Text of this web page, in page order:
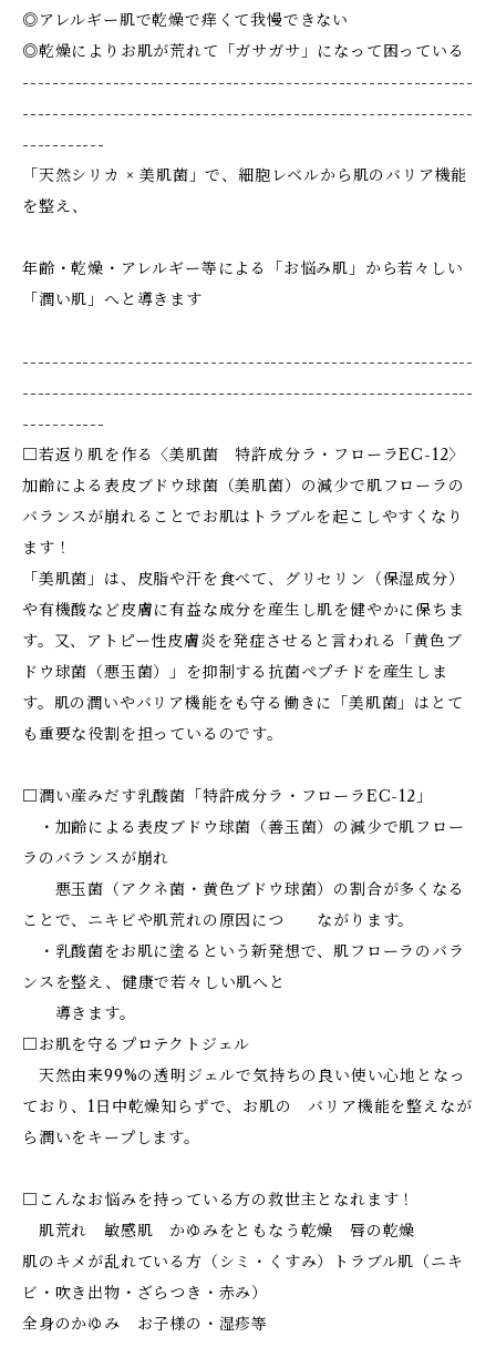
◎アレルギー肌で乾燥で痒くて我慢できない
◎乾燥によりお肌が荒れて「ガサガサ」になって困っている
------------------------------------------------------------
------------------------------------------------------------
-----------
「天然シリカ × 美肌菌」で、細胞レベルから肌のバリア機能
を整え、
年齢・乾燥・アレルギー等による「お悩み肌」から若々しい
「潤い肌」へと導きます
------------------------------------------------------------
------------------------------------------------------------
-----------
□若返り肌を作る〈美肌菌 特許成分ラ・フローラEC-12〉
加齢による表皮ブドウ球菌（美肌菌）の減少で肌フローラの
バランスが崩れることでお肌はトラブルを起こしやすくなり
ます！
「美肌菌」は、皮脂や汗を食べて、グリセリン（保湿成分）
や有機酸など皮膚に有益な成分を産生し肌を健やかに保ちま
す。又、アトピー性皮膚炎を発症させると言われる「黄色ブ
ドウ球菌（悪玉菌）」を抑制する抗菌ペプチドを産生しま
す。肌の潤いやバリア機能をも守る働きに「美肌菌」はとて
も重要な役割を担っているのです。
□潤い産みだす乳酸菌「特許成分ラ・フローラEC-12」
・加齢による表皮ブドウ球菌（善玉菌）の減少で肌フロー
ラのバランスが崩れ
悪玉菌（アクネ菌・黄色ブドウ球菌）の割合が多くなる
ことで、ニキビや肌荒れの原因につ ながります。
・乳酸菌をお肌に塗るという新発想で、肌フローラのバラ
ンスを整え、健康で若々しい肌へと
導きます。
□お肌を守るプロテクトジェル
天然由来99%の透明ジェルで気持ちの良い使い心地となっ
ており、1日中乾燥知らずで、お肌の バリア機能を整えなが
ら潤いをキープします。
□こんなお悩みを持っている方の救世主となれます！
肌荒れ 敏感肌 かゆみをともなう乾燥 唇の乾燥
肌のキメが乱れている方（シミ・くすみ）トラブル肌（ニキ
ビ・吹き出物・ざらつき・赤み）
全身のかゆみ お子様の・湿疹等